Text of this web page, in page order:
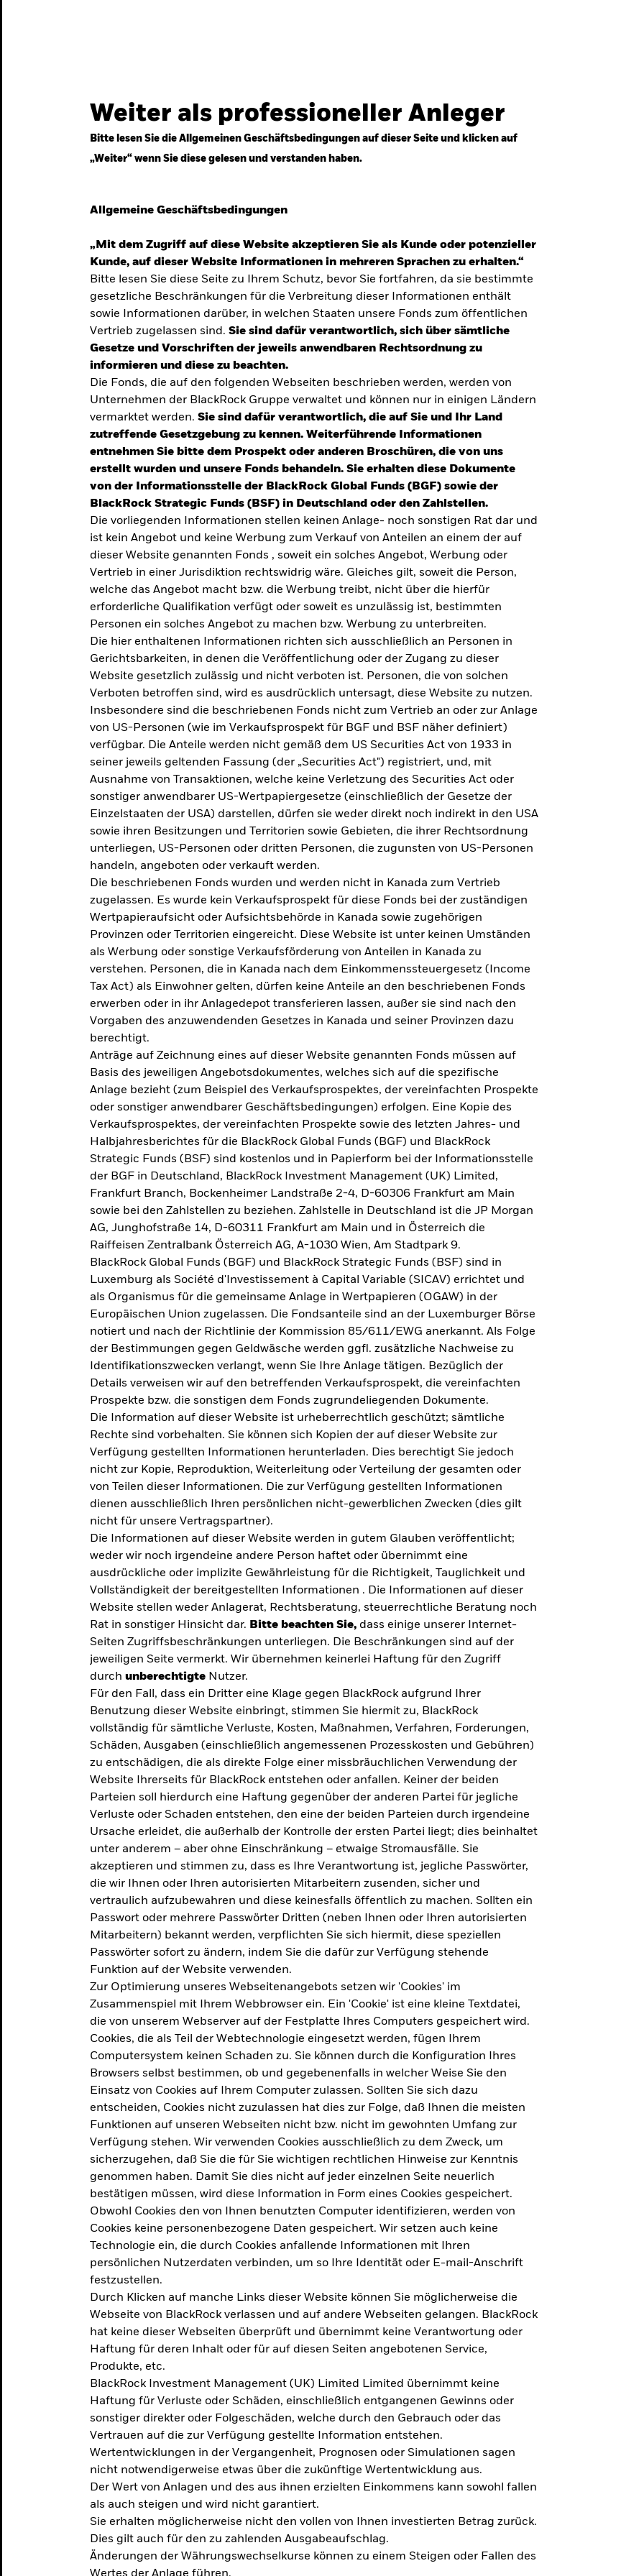
TRENDS & IDEEN
Entdecken Sie unsere
makroökonomischen
Einschätzungen und Anlageideen.
Aktuelle Einschätzungen
UMFRAGE ZUR ALTERSVORSORGE 2025
Realitätscheck Altersvorsorge. Wie
steht es um Ihre Altersvorsorge?
Zu den Ergebnissen
Die
in
das am
verfolgt das
demografische und
Vorschläge, um das
Den Bericht für Deutschland herunterladen
Den Bericht für Europa herunterladen
Weiter als professioneller Anleger
Bitte lesen Sie die Allgemeinen Geschäftsbedingungen auf dieser Seite und klicken auf
„Weiter“ wenn Sie diese gelesen und verstanden haben.
Allgemeine Geschäftsbedingungen
„Mit dem Zugriff auf diese Website akzeptieren Sie als Kunde oder potenzieller
Kunde, auf dieser Website Informationen in mehreren Sprachen zu erhalten.“
Bitte lesen Sie diese Seite zu Ihrem Schutz, bevor Sie fortfahren, da sie bestimmte
gesetzliche Beschränkungen für die Verbreitung dieser Informationen enthält
sowie Informationen darüber, in welchen Staaten unsere Fonds zum öffentlichen
Vertrieb zugelassen sind. Sie sind dafür verantwortlich, sich über sämtliche
Gesetze und Vorschriften der jeweils anwendbaren Rechtsordnung zu
informieren und diese zu beachten.
Die Fonds, die auf den folgenden Webseiten beschrieben werden, werden von
Unternehmen der BlackRock Gruppe verwaltet und können nur in einigen Ländern
vermarktet werden. Sie sind dafür verantwortlich, die auf Sie und Ihr Land
zutreffende Gesetzgebung zu kennen. Weiterführende Informationen
entnehmen Sie bitte dem Prospekt oder anderen Broschüren, die von uns
erstellt wurden und unsere Fonds behandeln. Sie erhalten diese Dokumente
von der Informationsstelle der BlackRock Global Funds (BGF) sowie der
BlackRock Strategic Funds (BSF) in Deutschland oder den Zahlstellen.
Die vorliegenden Informationen stellen keinen Anlage- noch sonstigen Rat dar und
ist kein Angebot und keine Werbung zum Verkauf von Anteilen an einem der auf
dieser Website genannten Fonds , soweit ein solches Angebot, Werbung oder
Vertrieb in einer Jurisdiktion rechtswidrig wäre. Gleiches gilt, soweit die Person,
welche das Angebot macht bzw. die Werbung treibt, nicht über die hierfür
erforderliche Qualifikation verfügt oder soweit es unzulässig ist, bestimmten
Personen ein solches Angebot zu machen bzw. Werbung zu unterbreiten.
Die hier enthaltenen Informationen richten sich ausschließlich an Personen in
Gerichtsbarkeiten, in denen die Veröffentlichung oder der Zugang zu dieser
Website gesetzlich zulässig und nicht verboten ist. Personen, die von solchen
Verboten betroffen sind, wird es ausdrücklich untersagt, diese Website zu nutzen.
Insbesondere sind die beschriebenen Fonds nicht zum Vertrieb an oder zur Anlage
von US-Personen (wie im Verkaufsprospekt für BGF und BSF näher definiert)
verfügbar. Die Anteile werden nicht gemäß dem US Securities Act von 1933 in
seiner jeweils geltenden Fassung (der „Securities Act") registriert, und, mit
Ausnahme von Transaktionen, welche keine Verletzung des Securities Act oder
sonstiger anwendbarer US-Wertpapiergesetze (einschließlich der Gesetze der
Einzelstaaten der USA) darstellen, dürfen sie weder direkt noch indirekt in den USA
sowie ihren Besitzungen und Territorien sowie Gebieten, die ihrer Rechtsordnung
unterliegen, US-Personen oder dritten Personen, die zugunsten von US-Personen
handeln, angeboten oder verkauft werden.
Die beschriebenen Fonds wurden und werden nicht in Kanada zum Vertrieb
zugelassen. Es wurde kein Verkaufsprospekt für diese Fonds bei der zuständigen
Wertpapieraufsicht oder Aufsichtsbehörde in Kanada sowie zugehörigen
Provinzen oder Territorien eingereicht. Diese Website ist unter keinen Umständen
als Werbung oder sonstige Verkaufsförderung von Anteilen in Kanada zu
verstehen. Personen, die in Kanada nach dem Einkommenssteuergesetz (Income
Tax Act) als Einwohner gelten, dürfen keine Anteile an den beschriebenen Fonds
erwerben oder in ihr Anlagedepot transferieren lassen, außer sie sind nach den
Vorgaben des anzuwendenden Gesetzes in Kanada und seiner Provinzen dazu
berechtigt.
Anträge auf Zeichnung eines auf dieser Website genannten Fonds müssen auf
Basis des jeweiligen Angebotsdokumentes, welches sich auf die spezifische
Anlage bezieht (zum Beispiel des Verkaufsprospektes, der vereinfachten Prospekte
oder sonstiger anwendbarer Geschäftsbedingungen) erfolgen. Eine Kopie des
Verkaufsprospektes, der vereinfachten Prospekte sowie des letzten Jahres- und
Halbjahresberichtes für die BlackRock Global Funds (BGF) und BlackRock
Strategic Funds (BSF) sind kostenlos und in Papierform bei der Informationsstelle
der BGF in Deutschland, BlackRock Investment Management (UK) Limited,
Frankfurt Branch, Bockenheimer Landstraße 2-4, D-60306 Frankfurt am Main
sowie bei den Zahlstellen zu beziehen. Zahlstelle in Deutschland ist die JP Morgan
AG, Junghofstraße 14, D-60311 Frankfurt am Main und in Österreich die
Raiffeisen Zentralbank Österreich AG, A-1030 Wien, Am Stadtpark 9.
BlackRock Global Funds (BGF) und BlackRock Strategic Funds (BSF) sind in
Luxemburg als Société d'Investissement à Capital Variable (SICAV) errichtet und
als Organismus für die gemeinsame Anlage in Wertpapieren (OGAW) in der
Europäischen Union zugelassen. Die Fondsanteile sind an der Luxemburger Börse
notiert und nach der Richtlinie der Kommission 85/611/EWG anerkannt. Als Folge
der Bestimmungen gegen Geldwäsche werden ggfl. zusätzliche Nachweise zu
Identifikationszwecken verlangt, wenn Sie Ihre Anlage tätigen. Bezüglich der
Details verweisen wir auf den betreffenden Verkaufsprospekt, die vereinfachten
Prospekte bzw. die sonstigen dem Fonds zugrundeliegenden Dokumente.
Die Information auf dieser Website ist urheberrechtlich geschützt; sämtliche
Rechte sind vorbehalten. Sie können sich Kopien der auf dieser Website zur
Verfügung gestellten Informationen herunterladen. Dies berechtigt Sie jedoch
nicht zur Kopie, Reproduktion, Weiterleitung oder Verteilung der gesamten oder
von Teilen dieser Informationen. Die zur Verfügung gestellten Informationen
dienen ausschließlich Ihren persönlichen nicht-gewerblichen Zwecken (dies gilt
nicht für unsere Vertragspartner).
Die Informationen auf dieser Website werden in gutem Glauben veröffentlicht;
weder wir noch irgendeine andere Person haftet oder übernimmt eine
ausdrückliche oder implizite Gewährleistung für die Richtigkeit, Tauglichkeit und
Vollständigkeit der bereitgestellten Informationen . Die Informationen auf dieser
Website stellen weder Anlagerat, Rechtsberatung, steuerrechtliche Beratung noch
Rat in sonstiger Hinsicht dar. Bitte beachten Sie, dass einige unserer Internet-
Seiten Zugriffsbeschränkungen unterliegen. Die Beschränkungen sind auf der
jeweiligen Seite vermerkt. Wir übernehmen keinerlei Haftung für den Zugriff
durch unberechtigte Nutzer.
Für den Fall, dass ein Dritter eine Klage gegen BlackRock aufgrund Ihrer
Benutzung dieser Website einbringt, stimmen Sie hiermit zu, BlackRock
vollständig für sämtliche Verluste, Kosten, Maßnahmen, Verfahren, Forderungen,
Schäden, Ausgaben (einschließlich angemessenen Prozesskosten und Gebühren)
zu entschädigen, die als direkte Folge einer missbräuchlichen Verwendung der
Website Ihrerseits für BlackRock entstehen oder anfallen. Keiner der beiden
Parteien soll hierdurch eine Haftung gegenüber der anderen Partei für jegliche
Verluste oder Schaden entstehen, den eine der beiden Parteien durch irgendeine
Ursache erleidet, die außerhalb der Kontrolle der ersten Partei liegt; dies beinhaltet
unter anderem – aber ohne Einschränkung – etwaige Stromausfälle. Sie
akzeptieren und stimmen zu, dass es Ihre Verantwortung ist, jegliche Passwörter,
die wir Ihnen oder Ihren autorisierten Mitarbeitern zusenden, sicher und
vertraulich aufzubewahren und diese keinesfalls öffentlich zu machen. Sollten ein
Passwort oder mehrere Passwörter Dritten (neben Ihnen oder Ihren autorisierten
Mitarbeitern) bekannt werden, verpflichten Sie sich hiermit, diese speziellen
Passwörter sofort zu ändern, indem Sie die dafür zur Verfügung stehende
Funktion auf der Website verwenden.
Zur Optimierung unseres Webseitenangebots setzen wir 'Cookies' im
Zusammenspiel mit Ihrem Webbrowser ein. Ein 'Cookie' ist eine kleine Textdatei,
die von unserem Webserver auf der Festplatte Ihres Computers gespeichert wird.
Cookies, die als Teil der Webtechnologie eingesetzt werden, fügen Ihrem
Computersystem keinen Schaden zu. Sie können durch die Konfiguration Ihres
Browsers selbst bestimmen, ob und gegebenenfalls in welcher Weise Sie den
Einsatz von Cookies auf Ihrem Computer zulassen. Sollten Sie sich dazu
entscheiden, Cookies nicht zuzulassen hat dies zur Folge, daß Ihnen die meisten
Funktionen auf unseren Webseiten nicht bzw. nicht im gewohnten Umfang zur
Verfügung stehen. Wir verwenden Cookies ausschließlich zu dem Zweck, um
sicherzugehen, daß Sie die für Sie wichtigen rechtlichen Hinweise zur Kenntnis
genommen haben. Damit Sie dies nicht auf jeder einzelnen Seite neuerlich
bestätigen müssen, wird diese Information in Form eines Cookies gespeichert.
Obwohl Cookies den von Ihnen benutzten Computer identifizieren, werden von
Cookies keine personenbezogene Daten gespeichert. Wir setzen auch keine
Technologie ein, die durch Cookies anfallende Informationen mit Ihren
persönlichen Nutzerdaten verbinden, um so Ihre Identität oder E-mail-Anschrift
festzustellen.
Durch Klicken auf manche Links dieser Website können Sie möglicherweise die
Webseite von BlackRock verlassen und auf andere Webseiten gelangen. BlackRock
hat keine dieser Webseiten überprüft und übernimmt keine Verantwortung oder
Haftung für deren Inhalt oder für auf diesen Seiten angebotenen Service,
Produkte, etc.
BlackRock Investment Management (UK) Limited Limited übernimmt keine
Haftung für Verluste oder Schäden, einschließlich entgangenen Gewinns oder
sonstiger direkter oder Folgeschäden, welche durch den Gebrauch oder das
Vertrauen auf die zur Verfügung gestellte Information entstehen.
Wertentwicklungen in der Vergangenheit, Prognosen oder Simulationen sagen
nicht notwendigerweise etwas über die zukünftige Wertentwicklung aus.
Der Wert von Anlagen und des aus ihnen erzielten Einkommens kann sowohl fallen
als auch steigen und wird nicht garantiert.
Sie erhalten möglicherweise nicht den vollen von Ihnen investierten Betrag zurück.
Dies gilt auch für den zu zahlenden Ausgabeaufschlag.
Änderungen der Währungswechselkurse können zu einem Steigen oder Fallen des